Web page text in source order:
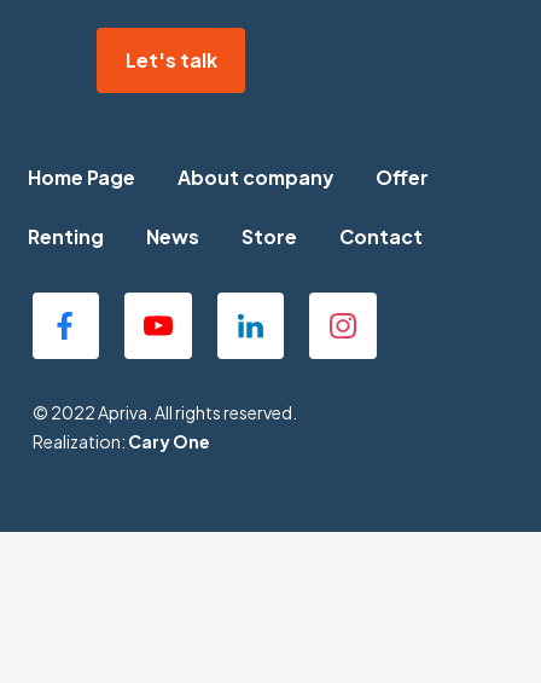
Home Page About company Offer
Renting News Store Contact
© 2022 Apriva. All rights reserved.
Realization: Cary One
Let's talk